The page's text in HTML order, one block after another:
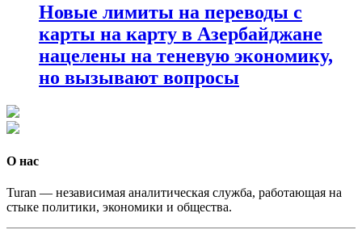
Новые лимиты на переводы с
карты на карту в Азербайджане
нацелены на теневую экономику,
но вызывают вопросы
О нас
Turan — независимая аналитическая служба, работающая на
стыке политики, экономики и общества.